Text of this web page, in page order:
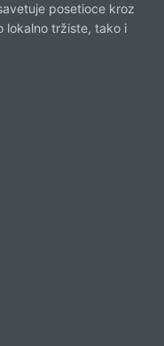
posetioce kroz
lokalno tržiste, tako i